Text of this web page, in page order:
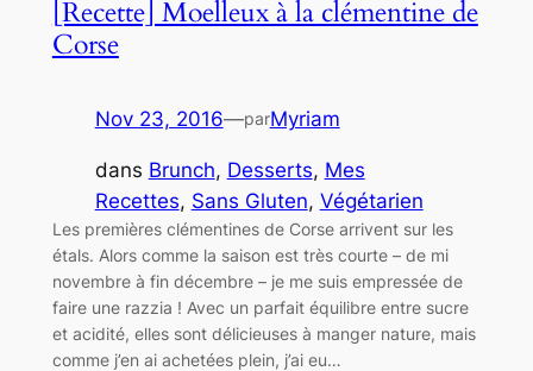
[Recette] Moelleux à la clémentine de
Corse
Nov 23, 2016—parMyriam
dans Brunch, Desserts, Mes
Recettes, Sans Gluten, Végétarien
Les premières clémentines de Corse arrivent sur les
étals. Alors comme la saison est très courte – de mi
novembre à fin décembre – je me suis empressée de
faire une razzia ! Avec un parfait équilibre entre sucre
et acidité, elles sont délicieuses à manger nature, mais
comme j’en ai achetées plein, j’ai eu…